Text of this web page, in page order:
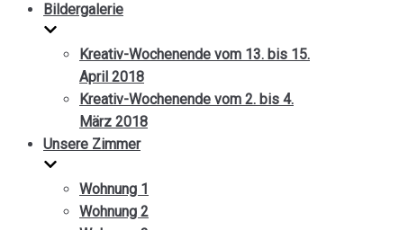
Bildergalerie
Kreativ-Wochenende vom 13. bis 15.
April 2018
Kreativ-Wochenende vom 2. bis 4.
März 2018
Unsere Zimmer
Wohnung 1
Wohnung 2